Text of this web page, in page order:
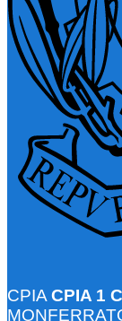
CPIA CPIA 1